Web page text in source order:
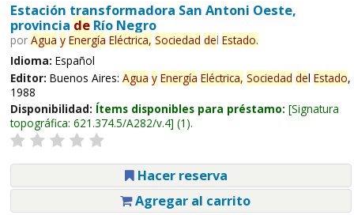
Estación transformadora San Antoni Oeste,
provincia deRío Negro
por Agua y Energía Eléctrica, Sociedad del Estado.
Idioma: Español
Editor: Buenos Aires: Agua y Energía Eléctrica, Sociedad del Estado,
1988
Disponibilidad: Ítems disponibles para préstamo: Signatura
topográfica: 621.374.5/A282/v.4 (1).
Hacer reserva
Agregar al carrito